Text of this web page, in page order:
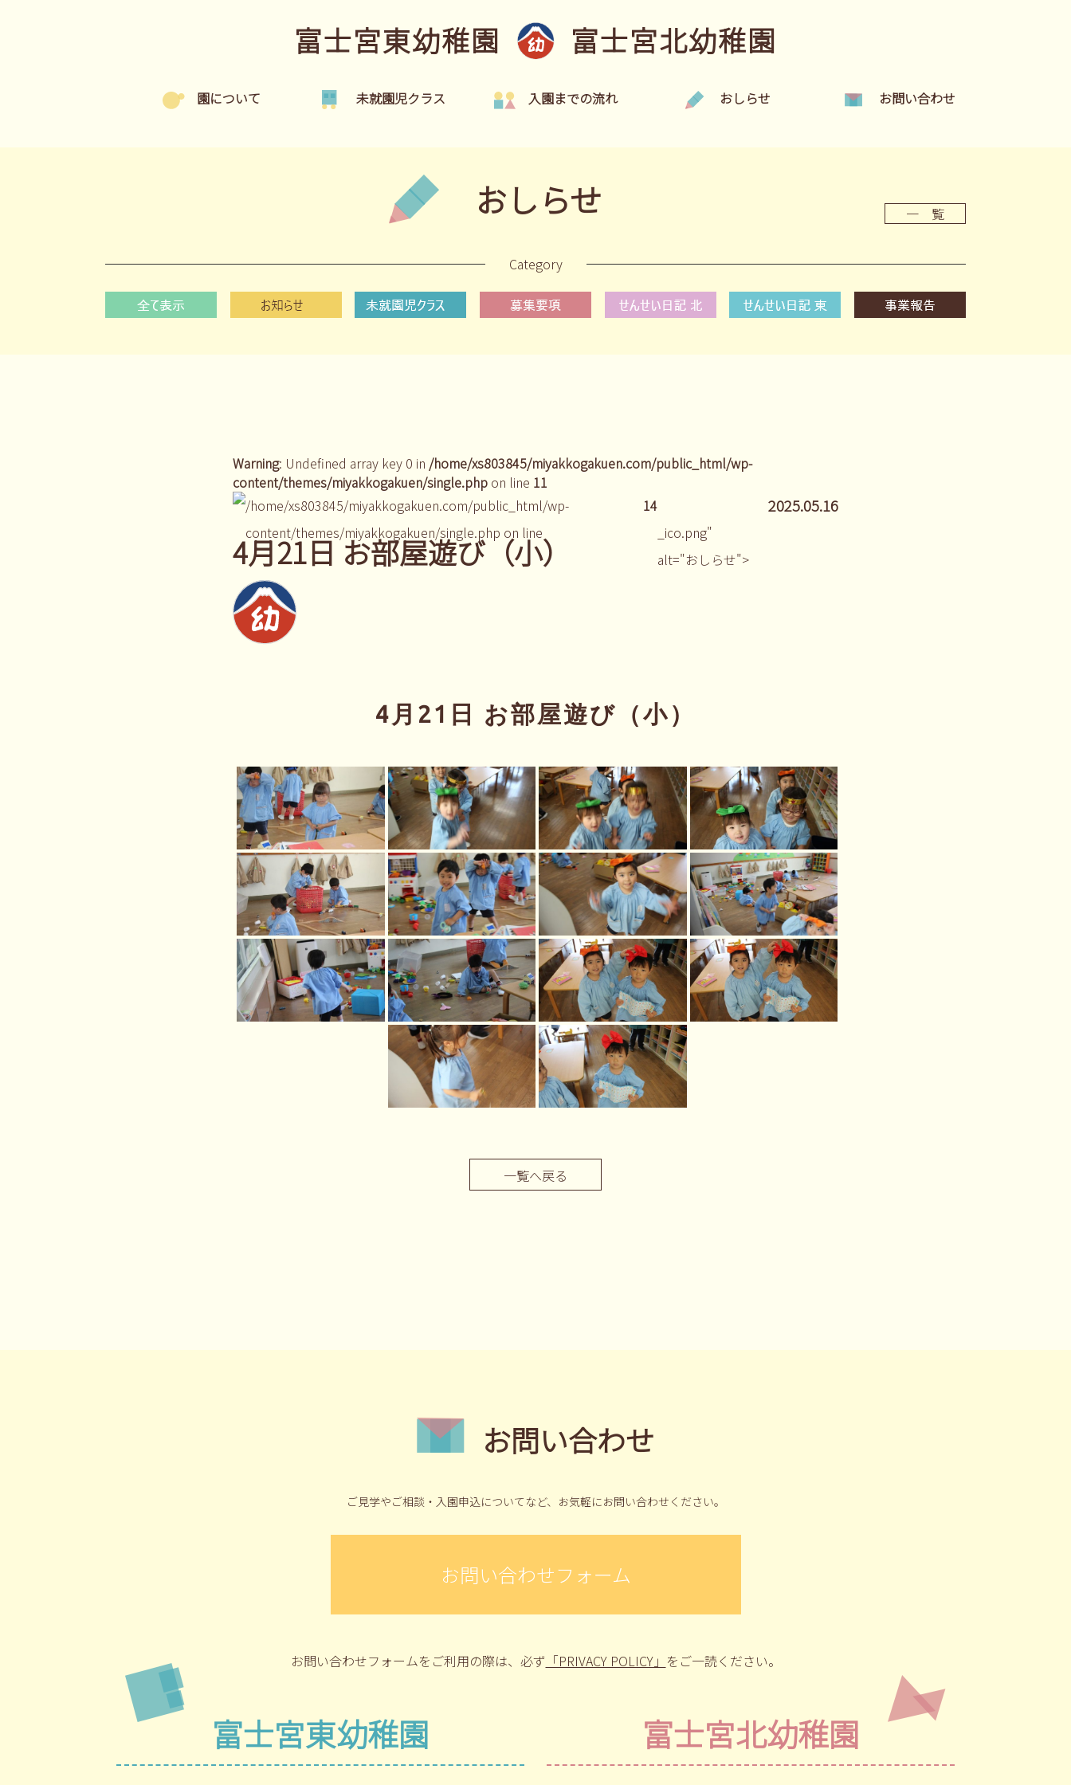
富士宮東幼稚園 富士宮北幼稚園
園について 未就園児クラス 入園までの流れ おしらせ お問い合わせ
おしらせ 一 覧
Category
Warning: Undefined array key 0 in /home/xs803845/miyakkogakuen.com/public_html/wp-
content/themes/miyakkogakuen/single.php on line 11
/home/xs803845/miyakkogakuen.com/public_html/wp-
content/themes/miyakkogakuen/single.php on line
14
_ico.png"
alt="おしらせ">
2025.05.16
4月21日 お部屋遊び（小）
4月21日 お部屋遊び（小）
一覧へ戻る
お問い合わせ
ご見学やご相談・入園申込についてなど、 お気軽にお問い合わせください。
お問い合わせフォーム
お問い合わせフォームをご利用の際は、 必ず 「PRIVACY POLICY」 をご一読ください。
富士宮東幼稚園 富士宮北幼稚園